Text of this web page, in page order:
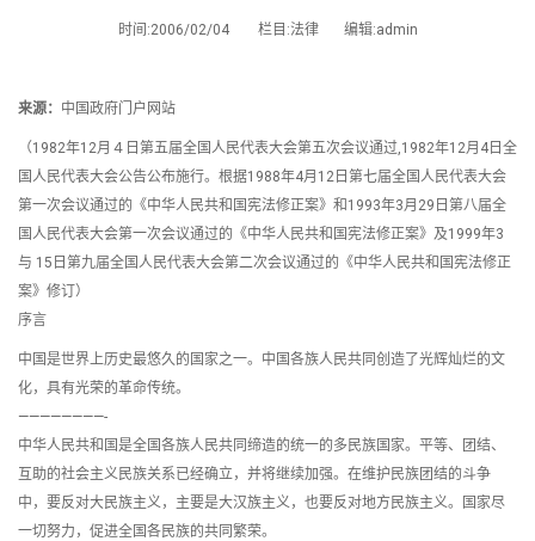
时间:2006/02/04 栏目:法律 编辑:admin
来源： 中国政府门户网站
（1982年12月４日第五届全国人民代表大会第五次会议通过,1982年12月4日全
国人民代表大会公告公布施行。根据1988年4月12日第七届全国人民代表大会
第一次会议通过的《中华人民共和国宪法修正案》和1993年3月29日第八届全
国人民代表大会第一次会议通过的《中华人民共和国宪法修正案》及1999年3
与 15日第九届全国人民代表大会第二次会议通过的《中华人民共和国宪法修正
案》修订）
序言
中国是世界上历史最悠久的国家之一。中国各族人民共同创造了光辉灿烂的文
化，具有光荣的革命传统。
————————-
中华人民共和国是全国各族人民共同缔造的统一的多民族国家。平等、团结、
互助的社会主义民族关系已经确立，并将继续加强。在维护民族团结的斗争
中，要反对大民族主义，主要是大汉族主义，也要反对地方民族主义。国家尽
一切努力，促进全国各民族的共同繁荣。